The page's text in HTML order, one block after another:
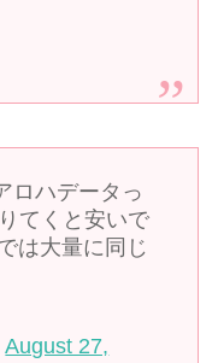
ロハデータっ
てくと安いで
は大量に同じ
August 27,